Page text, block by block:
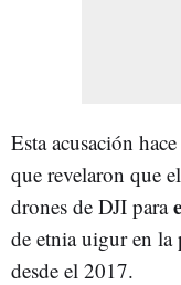
Esta acusación
que revelaron que
drones de DJI para
de etnia uigur en
desde el 2017.